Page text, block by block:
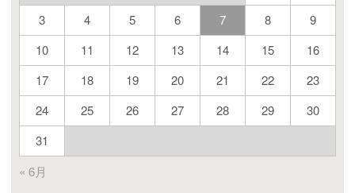
« 6月
3
4 5 6 7 8
9
10
11 12 13 14 15
16
17
18 19 20 21 22
23
24
25 26 27 28 29
30
31